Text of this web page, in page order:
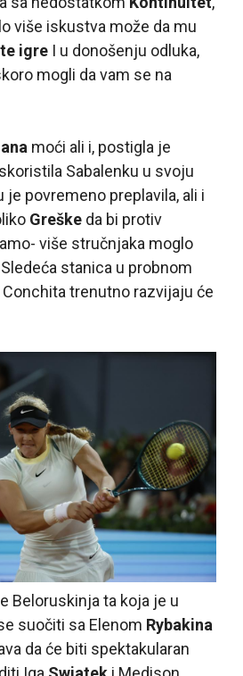
više iskustva može da mu
igre I u donošenju odluka,
mogli da vam se na
moći ali i, postigla je
Sabalenku u svoju
je povremeno preplavila, ali i
Greške da bi protiv
više stručnjaka moglo
stanica u probnom
trenutno razvijaju će
Beloruskinja ta koja je u
suočiti sa Elenom Rybakina
da će biti spektakularan